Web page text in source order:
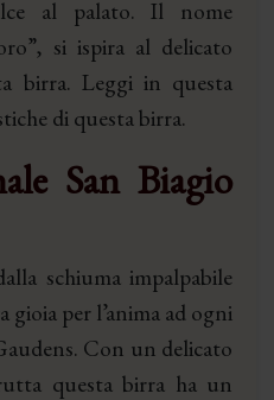
al palato. Il nome
si ispira al delicato
birra. Leggi in questa
di questa birra.
San Biagio
schiuma impalpabile
gioia per l’anima ad ogni
Con un delicato
questa birra ha un